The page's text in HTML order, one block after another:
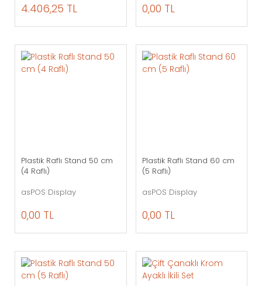
4.406,25 TL 0,00 TL
Plastik Raflı Stand 50 cm
(4 Raflı)
asPOS Display
0,00 TL
Plastik Raflı Stand 60 cm
(5 Raflı)
asPOS Display
0,00 TL